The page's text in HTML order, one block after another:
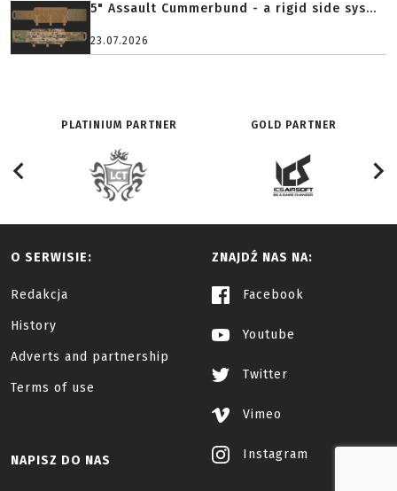
5" Assault Cummerbund - a rigid side sys...
23.07.2026
PLATINIUM PARTNER GOLD PARTNER
O SERWISIE:
Redakcja
History
Adverts and partnership
Terms of use
ZNAJDŹ NAS NA:
Facebook
Youtube
Twitter
Vimeo
Instagram
NAPISZ DO NAS